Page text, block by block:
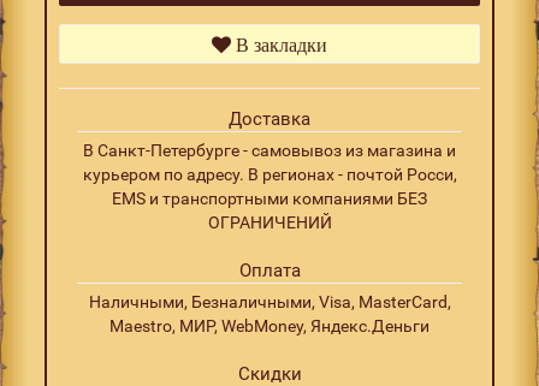
В закладки
Доставка
В Санкт-Петербурге - самовывоз из магазина и
курьером по адресу. В регионах - почтой Росси,
EMS и транспортными компаниями БЕЗ
ОГРАНИЧЕНИЙ
Оплата
Наличными, Безналичными, Visa, MasterCard,
Maestro, МИР, WebMoney, Яндекс.Деньги
Скидки